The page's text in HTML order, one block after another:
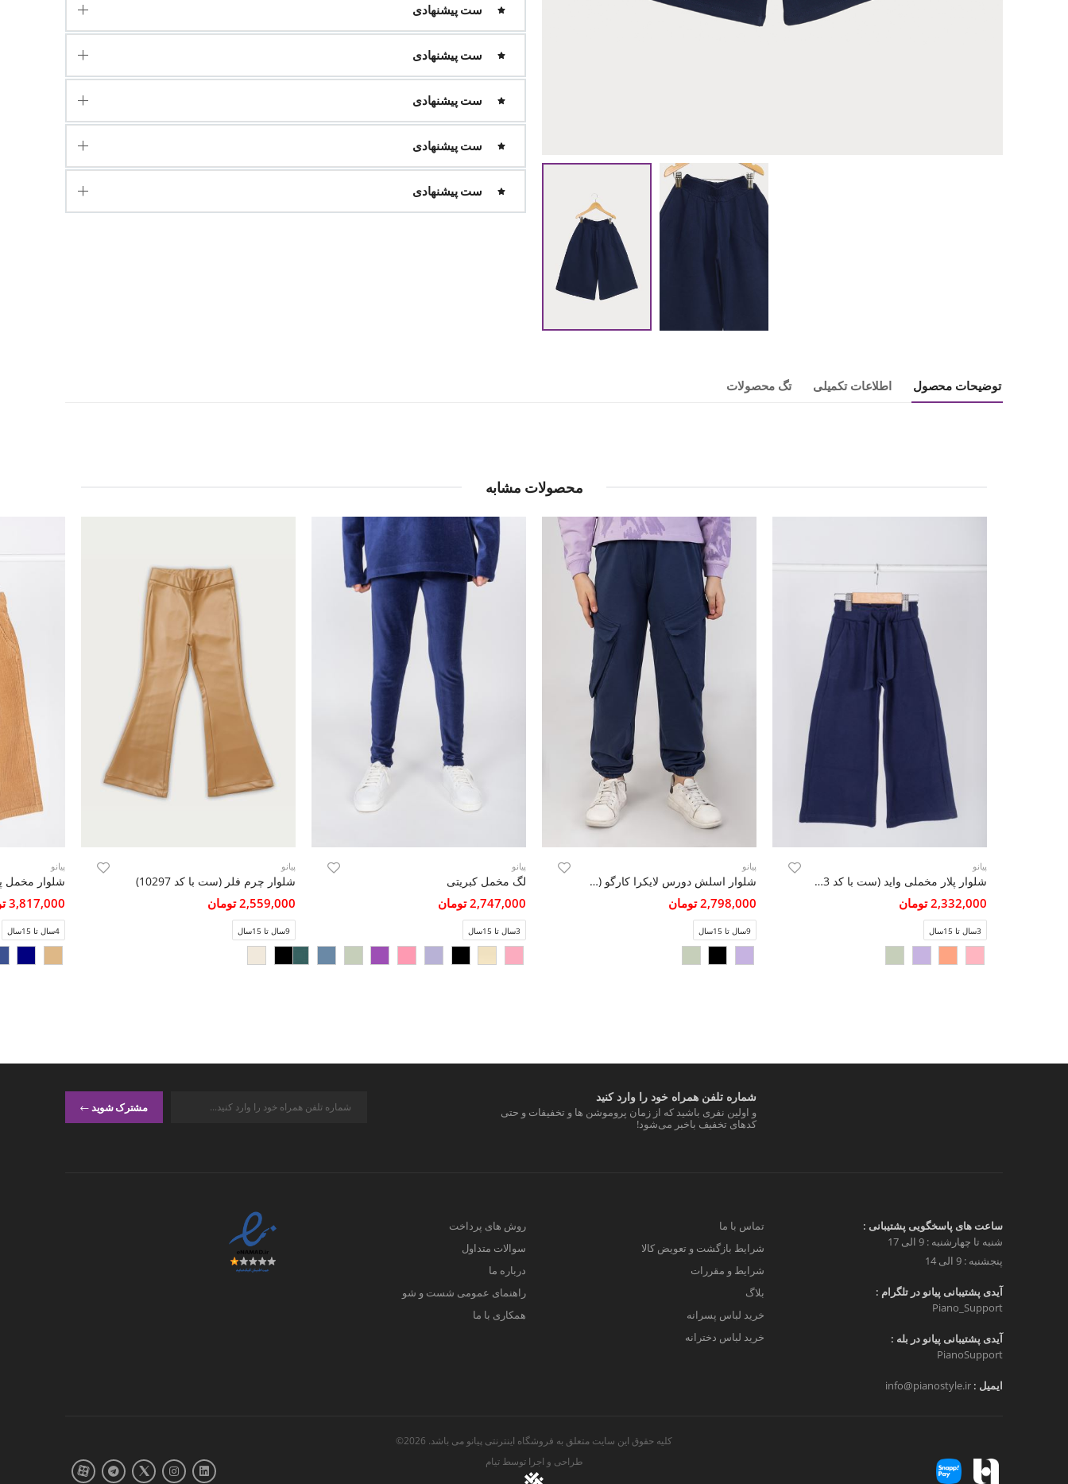
ست پیشنهادی
ست پیشنهادی
ست پیشنهادی
ست پیشنهادی
ست پیشنهادی
توضیحات محصول اطلاعات تکمیلی تگ محصولات
محصولات مشابه
پیانو
شلوار پلار مخملی واید (ست با کد 10763)
2,332,000 تومان
3سال تا 15سال
پیانو
شلوار اسلش دورس لایکرا کارگو (ست با کد 10500)
2,798,000 تومان
9سال تا 15سال
پیانو
لگ مخمل کبریتی
2,747,000 تومان
3سال تا 15سال
پیانو
شلوار چرم فلر (ست با کد 10297)
2,559,000 تومان
9سال تا 15سال
پیانو
شلوار مخمل
3,817,000 تومان
4سال تا 15سال
شماره تلفن همراه خود را وارد کنید
و اولین نفری باشید که از زمان پروموشن ها و تخفیفات و حتی
کدهای تخفیف باخبر می‌شود!
مشترک شوید
ساعت های پاسخگویی پشتیبانی :
شنبه تا چهارشنبه : 9 الی 17
پنجشنبه : 9 الی 14
آیدی پشتیبانی پیانو در تلگرام :
Piano_Support
آیدی پشتیبانی پیانو در بله :
PianoSupport
ایمیل : info@pianostyle.ir
تماس با ما
شرایط بازگشت و تعویض کالا
شرایط و مقررات
بلاگ
خرید لباس پسرانه
خرید لباس دخترانه
روش های پرداخت
سوالات متداول
درباره ما
راهنمای عمومی شست و شو
همکاری با ما
کلیه حقوق این سایت متعلق به فروشگاه اینترنتی پیانو می باشد. 2026©
طراحی و اجرا توسطتیام